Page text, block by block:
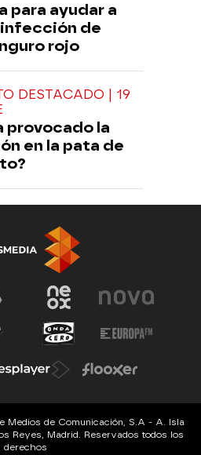
para ayudar a
infección de
rojo
DESTACADO | 19
provocado la
en la pata de
Medios de Comunicación, S.A - A. Isla
Reyes, Madrid. Reservados todos los
derechos